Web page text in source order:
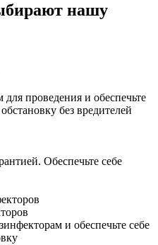
нашу
проведения и обеспечьте
без вредителей
Обеспечьте себе
и обеспечьте себе